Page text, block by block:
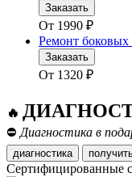
Заказать
От 1990 ₽
Ремонт боковых
Заказать
От 1320 ₽
🔥
⛔ Диагностика в
диагностика
Сертифицированные